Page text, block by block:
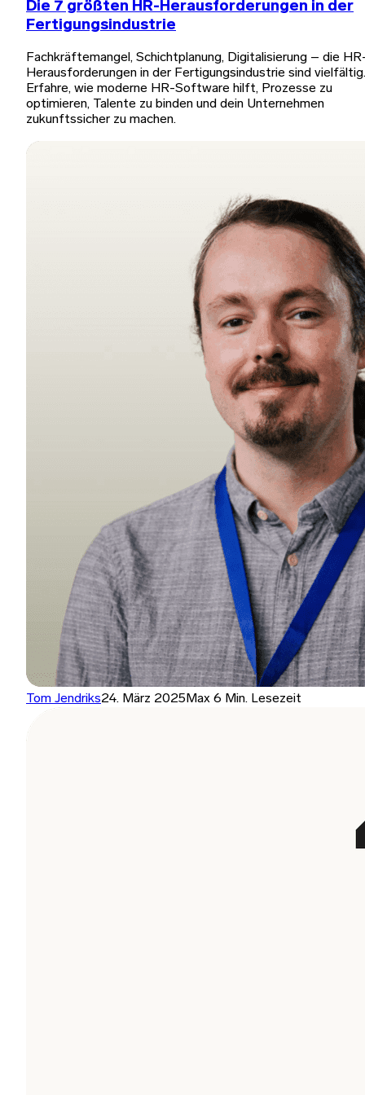
Die 7 größten HR-Herausforderungen in der
Fertigungsindustrie
Fachkräftemangel, Schichtplanung, Digitalisierung – die
Herausforderungen in der Fertigungsindustrie sind vielfältig.
Erfahre, wie moderne HR-Software hilft, Prozesse zu
optimieren, Talente zu binden und dein Unternehmen
zukunftssicher zu machen.
Tom Jendriks24. März 2025 Max 6 Min. Lesezeit